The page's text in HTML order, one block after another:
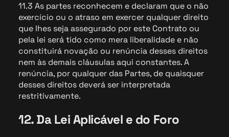
11.3 As partes reconhecem e declaram que o não
exercício ou o atraso em exercer qualquer direito
que lhes seja assegurado por este Contrato ou
pela lei será tido como mera liberalidade e não
constituirá novação ou renúncia desses direitos
nem às demais cláusulas aqui constantes. A
renúncia, por qualquer das Partes, de quaisquer
desses direitos deverá ser interpretada
restritivamente.
12. Da Lei Aplicável e do Foro